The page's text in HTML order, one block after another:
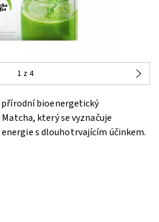
1 z 4
přírodní bioenergetický
který se vyznačuje
s dlouhotrvajícím účinkem.